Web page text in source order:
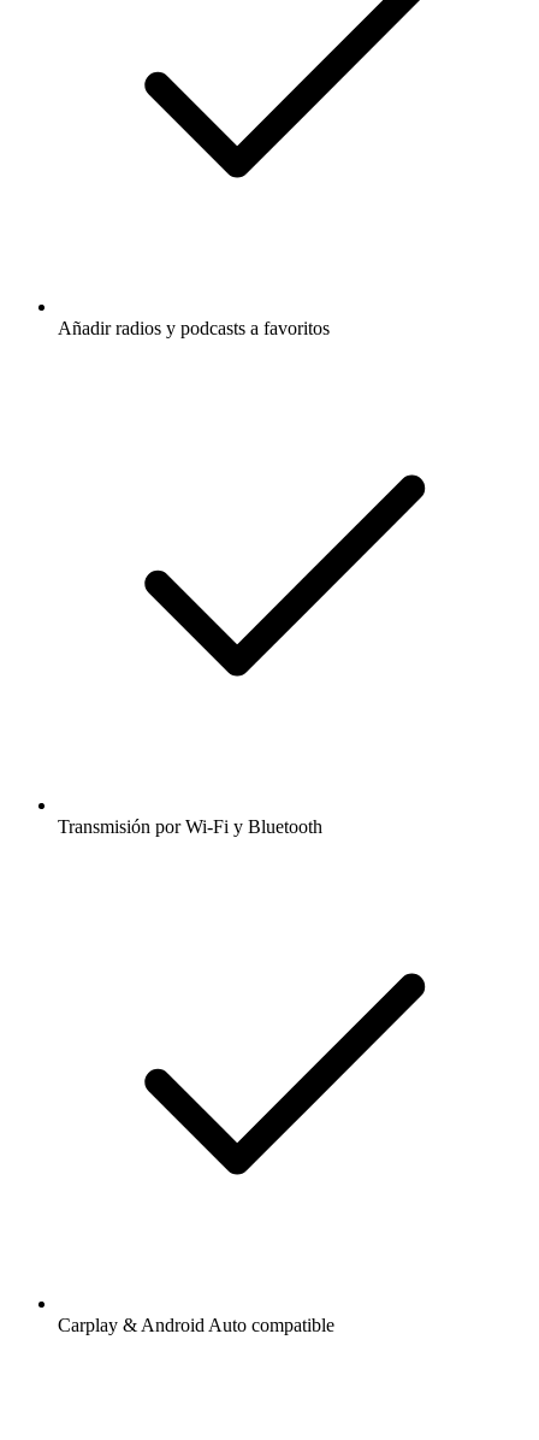
Añadir radios y podcasts a favoritos
Transmisión por Wi-Fi y Bluetooth
Carplay & Android Auto compatible